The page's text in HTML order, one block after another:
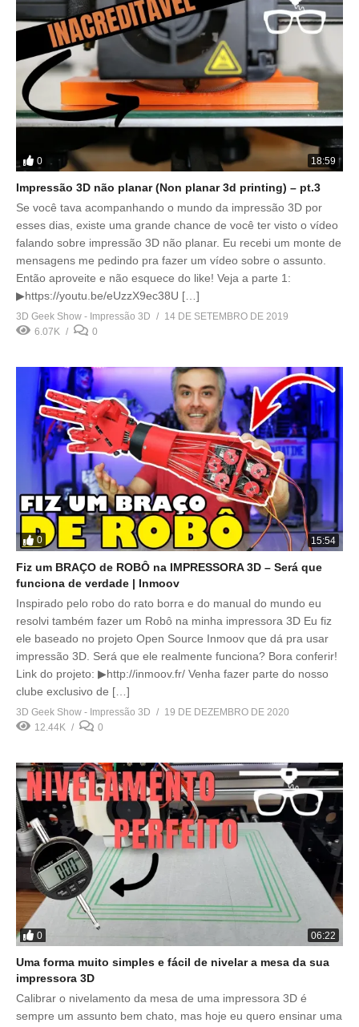
0 18:59
Impressão 3D não planar (Non planar 3d printing) – pt.3
Se você tava acompanhando o mundo da impressão 3D por
esses dias, existe uma grande chance de você ter visto o vídeo
falando sobre impressão 3D não planar. Eu recebi um monte de
mensagens me pedindo pra fazer um vídeo sobre o assunto.
Então aproveite e não esquece do like! Veja a parte 1:
▶https://youtu.be/eUzzX9ec38U […]
3D Geek Show - Impressão 3D
14 DE SETEMBRO DE 2019
6.07K
0
0 15:54
Fiz um BRAÇO de ROBÔ na IMPRESSORA 3D – Será que
funciona de verdade | Inmoov
Inspirado pelo robo do rato borra e do manual do mundo eu
resolvi também fazer um Robô na minha impressora 3D Eu fiz
ele baseado no projeto Open Source Inmoov que dá pra usar
impressão 3D. Será que ele realmente funciona? Bora conferir!
Link do projeto: ▶http://inmoov.fr/ Venha fazer parte do nosso
clube exclusivo de […]
3D Geek Show - Impressão 3D
19 DE DEZEMBRO DE 2020
12.44K
0
0 06:22
Uma forma muito simples e fácil de nivelar a mesa da sua
impressora 3D
Calibrar o nivelamento da mesa de uma impressora 3D é
sempre um assunto bem chato, mas hoje eu quero ensinar uma